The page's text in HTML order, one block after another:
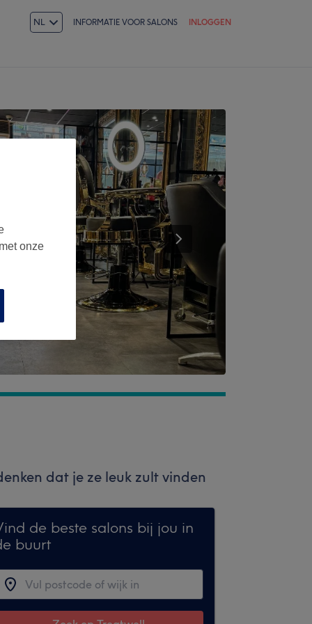
NL INFORMATIE VOOR SALONS INLOGGEN
dat je ze leuk zult vinden
de beste salons bij jou in
buurt
onze